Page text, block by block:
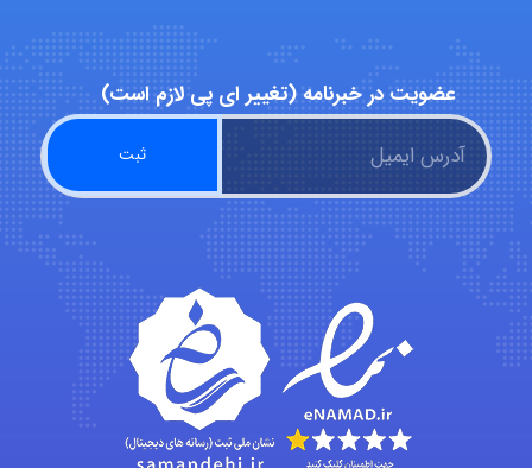
Chehri
roya_boostani
amir
Fateme896
عضویت در خبرنامه (تغییر ای پی لازم است)